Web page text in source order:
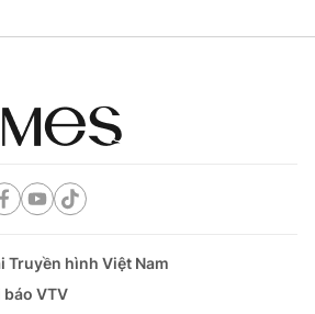
Podcast
VTV Thể thao
Truyền hình Việt Nam
báo VTV